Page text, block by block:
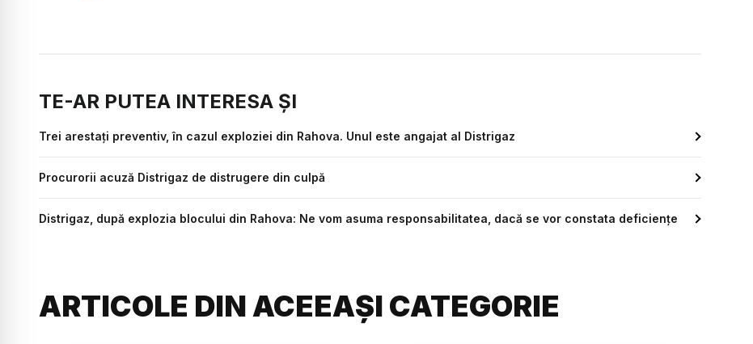
TE-AR PUTEA INTERESA ȘI
Trei arestați preventiv, în cazul exploziei din Rahova. Unul este angajat al Distrigaz
Procurorii acuză Distrigaz de distrugere din culpă
Distrigaz, după explozia blocului din Rahova: Ne vom asuma responsabilitatea, dacă se vor constata deficiențe
ARTICOLE DIN ACEEAȘI CATEGORIE